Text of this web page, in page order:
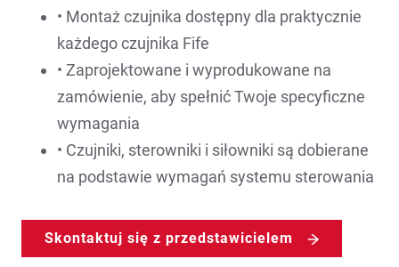
• Montaż czujnika dostępny dla praktycznie
każdego czujnika Fife
• Zaprojektowane i wyprodukowane na
zamówienie, aby spełnić Twoje specyficzne
wymagania
• Czujniki, sterowniki i siłowniki są dobierane
na podstawie wymagań systemu sterowania
Skontaktuj się z przedstawicielem